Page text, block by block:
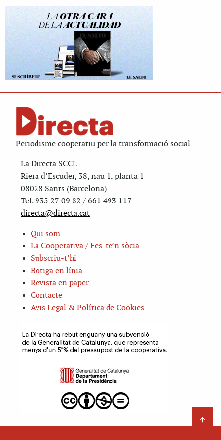
Periodisme cooperatiu per la transformació social
La Directa SCCL
Riera d’Escuder, 38, nau 1, planta 1
08028 Sants (Barcelona)
Tel. 935 27 09 82 / 661 493 117
directa@directa.cat
Qui som
La Cooperativa / Fes-te’n sòcia
Subscriu-t’hi
Botiga en línia
Revista en paper
Contacte
Avis Legal & Política de Cookies